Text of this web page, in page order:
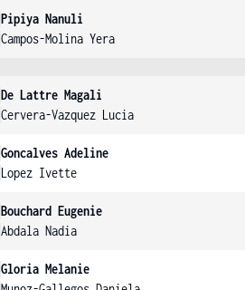
Pipiya Nanuli
Campos-Molina Yera
De Lattre Magali
Cervera-Vazquez Lucia
Goncalves Adeline
Lopez Ivette
Bouchard Eugenie
Abdala Nadia
Gloria Melanie